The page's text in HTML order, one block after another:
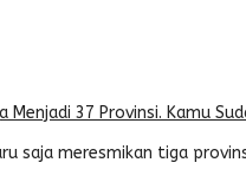
37 Provinsi. Kamu
saja meresmikan tiga